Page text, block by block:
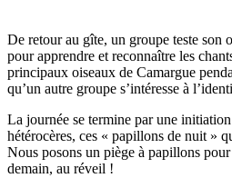
De retour au gîte, un groupe teste son
pour apprendre et reconnaître les
principaux oiseaux de Camargue
qu’un autre groupe s’intéresse à
La journée se termine par une
hétérocères, ces « papillons de nuit »
Nous posons un piège à papillons
demain, au réveil !